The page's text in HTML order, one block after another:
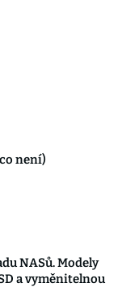
není)
NASů. Modely
a vyměnitelnou